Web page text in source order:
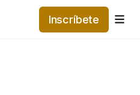
Inscríbete